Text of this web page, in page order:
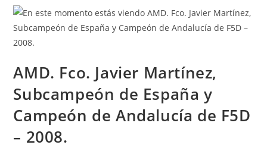
AMD. Fco. Javier Martínez,
Subcampeón de España y
Campeón de Andalucía de F5D
– 2008.